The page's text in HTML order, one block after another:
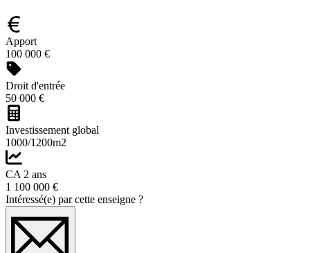
Apport
100 000 €
Droit d'entrée
50 000 €
Investissement global
1000/1200m2
CA 2 ans
1 100 000 €
Intéressé(e) par cette enseigne ?